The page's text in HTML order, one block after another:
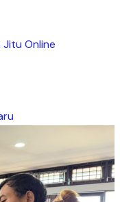
Online